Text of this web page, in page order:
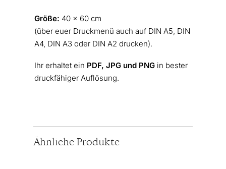
Größe: 40 x 60 cm
(über euer Druckmenü auch auf DIN A5, DIN
A4, DIN A3 oder DIN A2 drucken).
Ihr erhaltet ein PDF, JPG und PNGin bester
druckfähiger Auflösung.
Ähnliche Produkte